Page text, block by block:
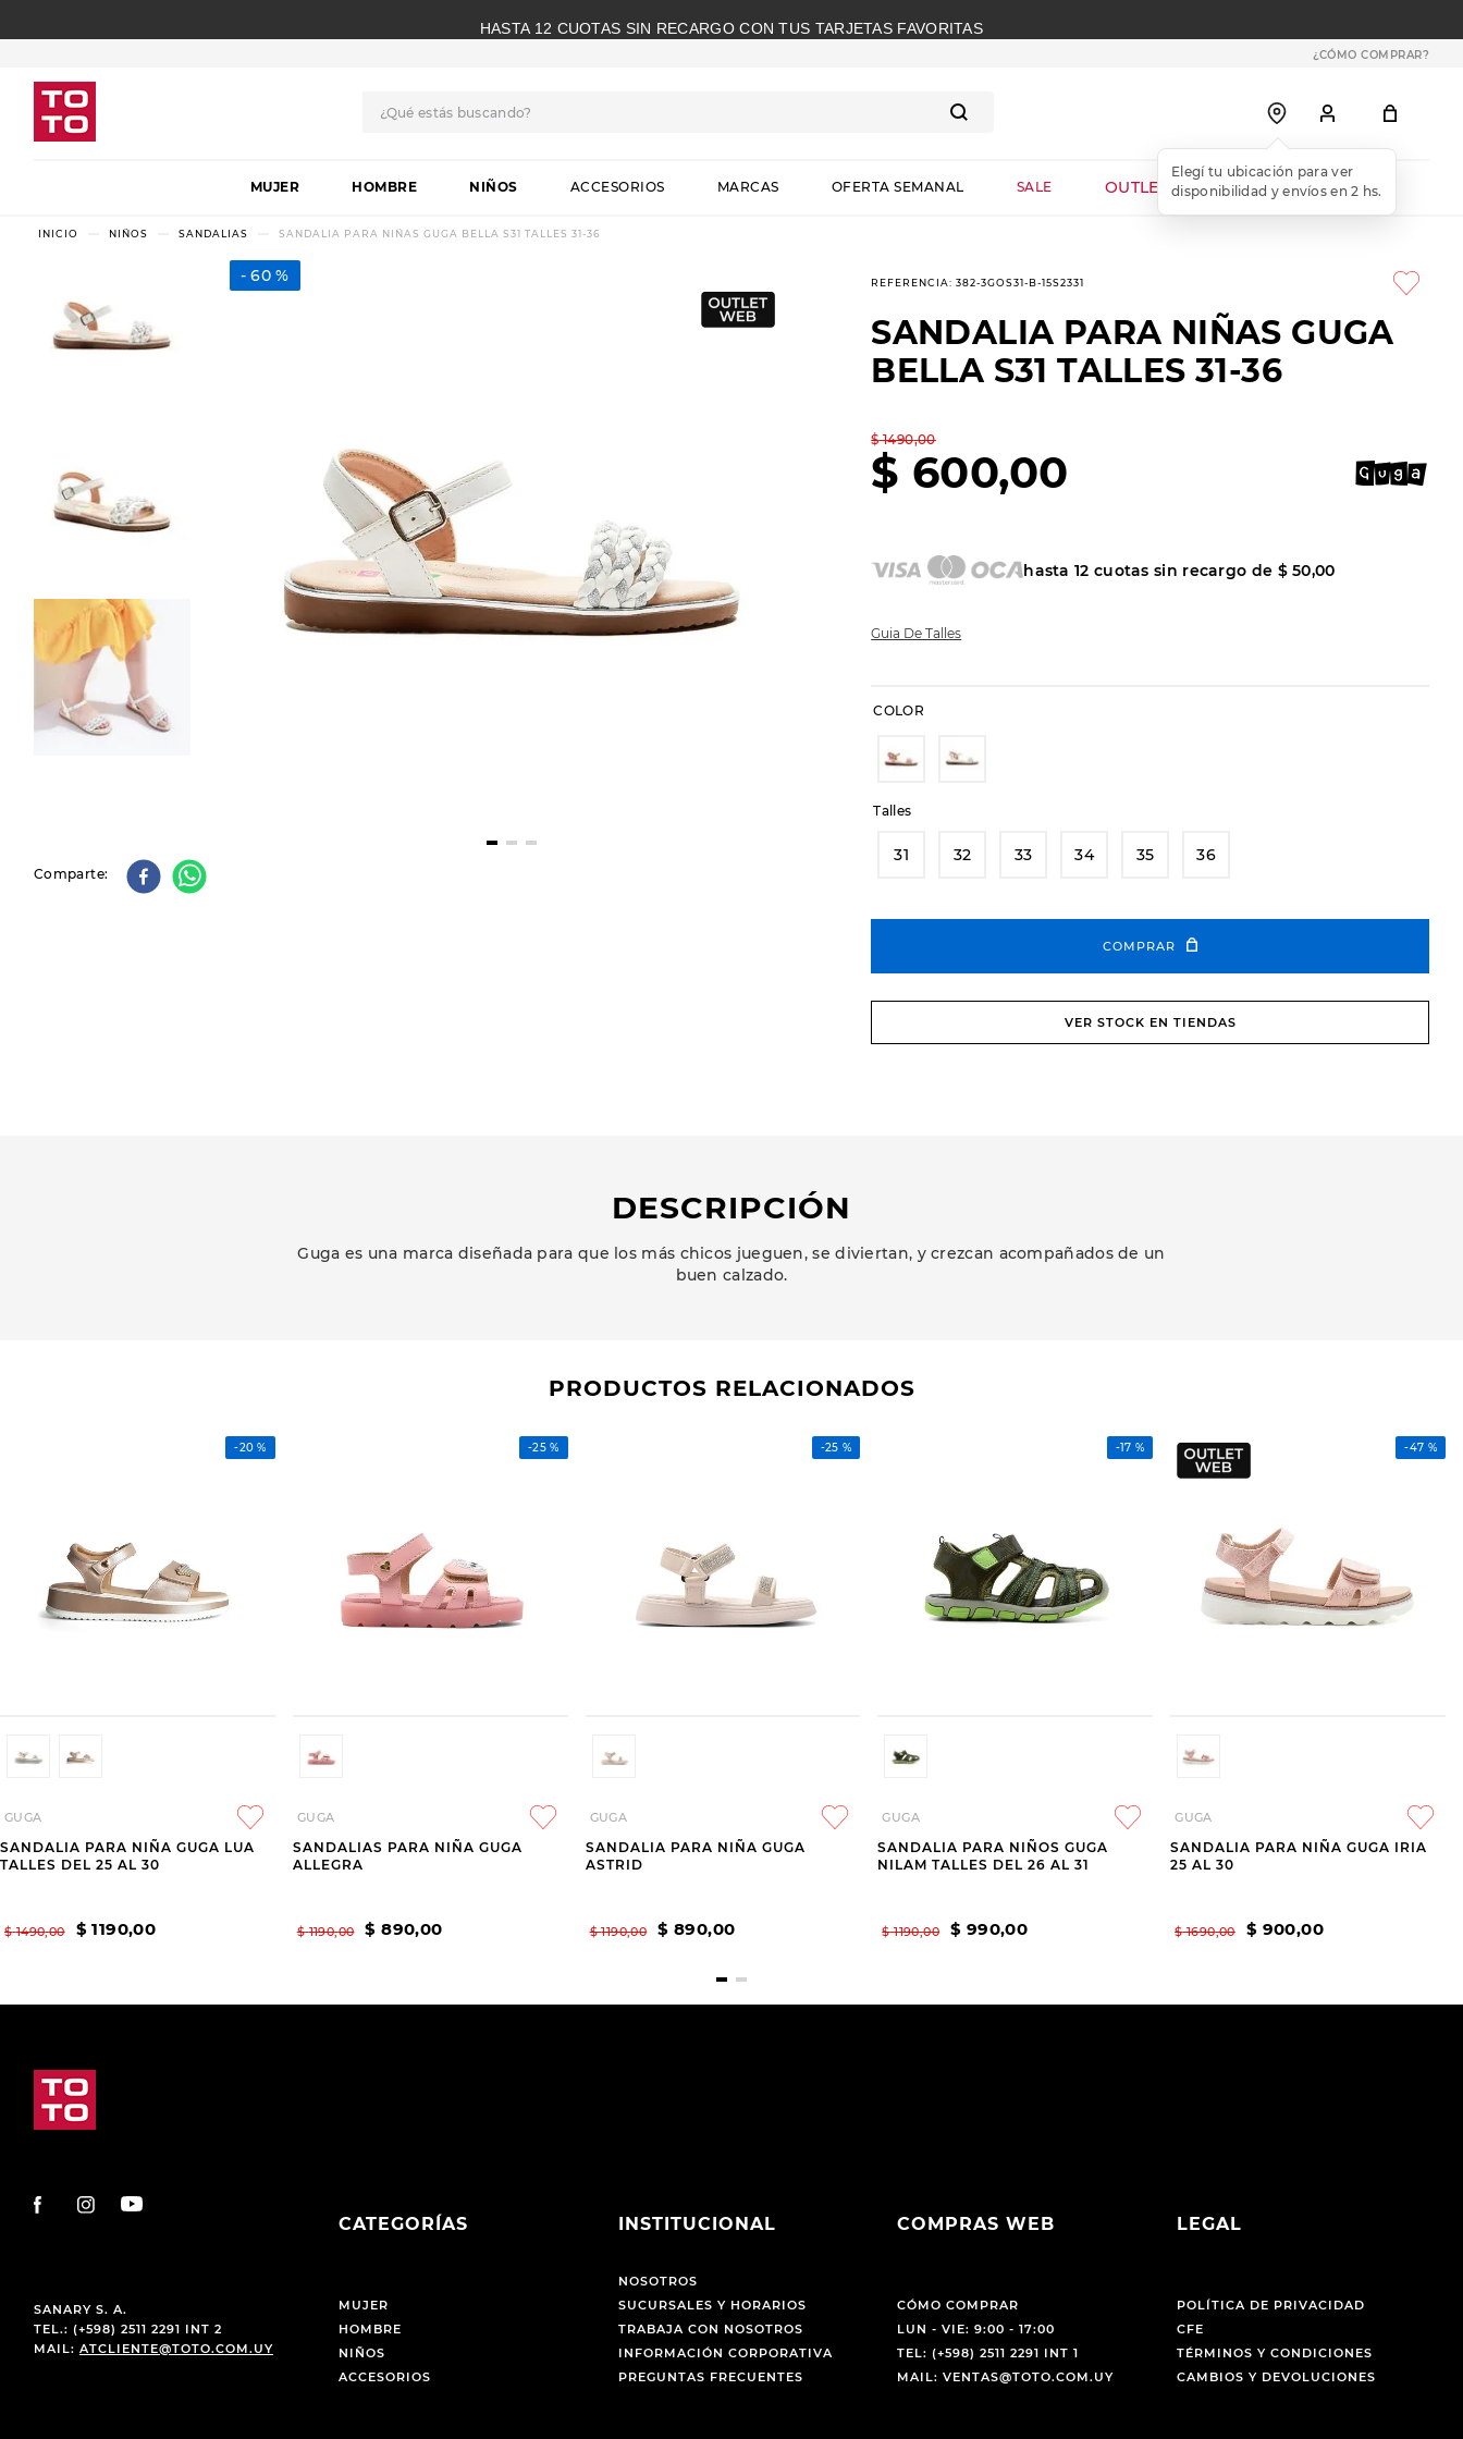
HASTA 12 CUOTAS SIN RECARGO CON TUS TARJETAS FAVORITAS
¿CÓMO COMPRAR?
MUJER HOMBRE NIÑOS ACCESORIOS MARCAS OFERTA SEMANAL SALE OUTLET WEB
NIÑOS SANDALIAS SANDALIA PARA NIÑAS GUGA BELLA S31 TALLES 31-36
60 %
Comparte
REFERENCIA:382-3GOS31-B-15S2331
SANDALIA PARA NIÑAS GUGA
BELLA S31 TALLES 31-36
$ 1490,00
$ 600,00
hasta12 cuotas sin recargo de $ 50,00
Guia De Talles
COLOR
Talles
31 32 33 34 35 36
COMPRAR
VER STOCK EN TIENDAS
DESCRIPCIÓN
Guga es una marca diseñada para que los más chicos jueguen, se diviertan, y crezcan acompañados de un
buen calzado.
PRODUCTOS RELACIONADOS
-20 %
GUGA
SANDALIA PARA NIÑA GUGA LUA
TALLES DEL 25 AL 30
$ 1490,00 $ 1190,00
-25 %
GUGA
SANDALIAS PARA NIÑA GUGA
ALLEGRA
$ 1190,00 $ 890,00
-25 %
GUGA
SANDALIA PARA NIÑA GUGA
ASTRID
$ 1190,00 $ 890,00
-17 %
GUGA
SANDALIA PARA NIÑOS GUGA
NILAM TALLES DEL 26 AL 31
$ 1190,00 $ 990,00
-47 %
GUGA
SANDALIA PARA NIÑA GUGA IRIA
25 AL 30
$ 1690,00 $ 900,00
SANARY S. A.
TEL.: (+598) 2511 2291 INT 2
MAIL: ATCLIENTE@TOTO.COM.UY
CATEGORÍAS
MUJER
HOMBRE
NIÑOS
ACCESORIOS
INSTITUCIONAL
NOSOTROS
SUCURSALES Y HORARIOS
TRABAJA CON NOSOTROS
INFORMACIÓN CORPORATIVA
PREGUNTAS FRECUENTES
COMPRAS WEB
CÓMO COMPRAR
LUN - VIE: 9:00 - 17:00
TEL: (+598) 2511 2291 INT 1
MAIL: VENTAS@TOTO.COM.UY
LEGAL
POLÍTICA DE PRIVACIDAD
CFE
TÉRMINOS Y CONDICIONES
CAMBIOS Y DEVOLUCIONES
1.
botas
2.
skechers
3.
hitec
slip-ins
botas dama